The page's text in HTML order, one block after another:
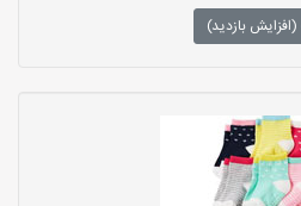
بازدید)